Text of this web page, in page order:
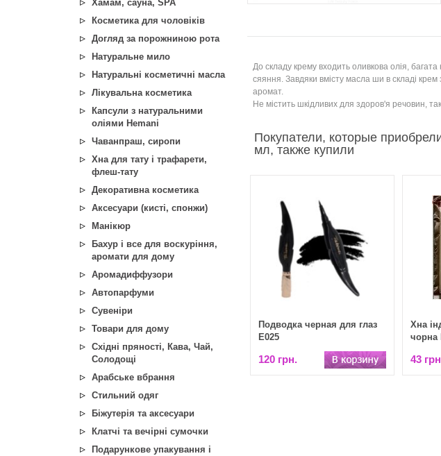
Хамам, сауна, SPA
Косметика для чоловіків
Догляд за порожниною рота
Натуральне мило
Натуральні косметичні масла
Лікувальна косметика
Капсули з натуральними
оліями Hemani
Чаванпраш, сиропи
Хна для тату і трафарети,
флеш-тату
Декоративна косметика
Аксесуари (кисті, спонжи)
Манікюр
Бахур і все для воскуріння,
аромати для дому
Аромадиффузори
Автопарфуми
Сувеніри
Товари для дому
Східні пряності, Кава, Чай,
Солодощі
Арабське вбрання
Стильний одяг
Біжутерія та аксесуари
Клатчі та вечірні сумочки
Подарункове упакування і
До складу крему входить оливкова олія,
сяяння. Завдяки вмісту масла ши в складі
аромат.
Не містить шкідливих для здоров'я речовин,
Покупатели, которые
мл, также купили
Подводка черная для глаз
Е025
120 грн.
Хна
чорна
43